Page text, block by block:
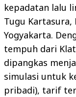
kepadatan lalu
Tugu Kartasura,
Yogyakarta.
tempuh dari
dipangkas
simulasi untuk
pribadi), tarif